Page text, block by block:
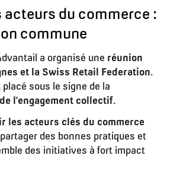
acteurs du commerce :
commune
a organisé une réunion
et la Swiss Retail Federation.
sous le signe de la
l’engagement collectif.
les acteurs clés du commerce
des bonnes pratiques et
des initiatives à fort impact